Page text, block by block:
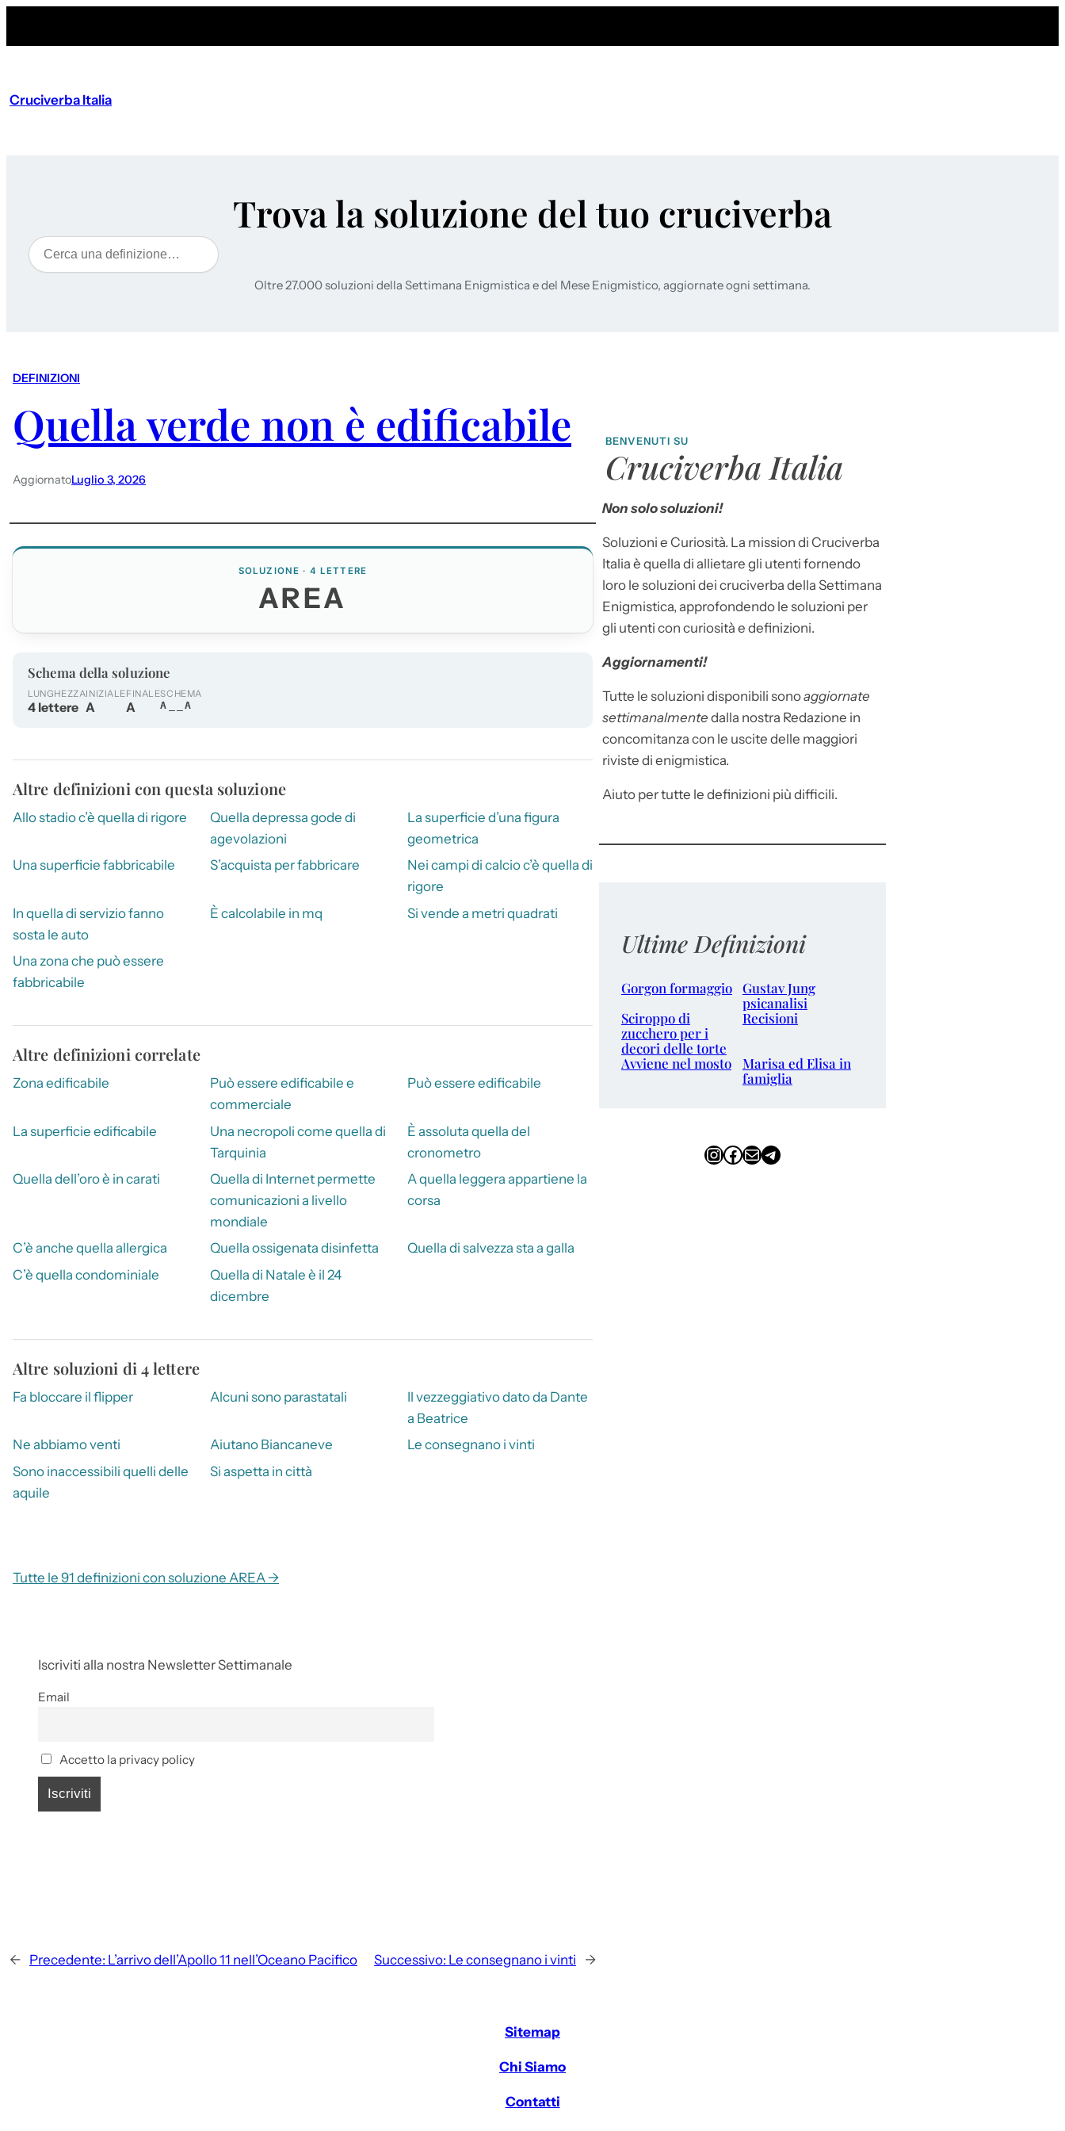
Cruciverba Italia
Trova la soluzione del tuo cruciverba
Cerca
Oltre 27.000 soluzioni della Settimana Enigmistica e del Mese Enigmistico, aggiornate ogni settimana.
DEFINIZIONI
Quella verde non è edificabile
AggiornatoLuglio 3, 2026
SOLUZIONE · 4 LETTERE
AREA
Schema della soluzione
LUNGHEZZA
4 lettere
INIZIALE
A
FINALE
A
SCHEMA
A__A
Altre definizioni con questa soluzione
Allo stadio c’è quella di rigore
Quella depressa gode di
agevolazioni
La superficie d’una figura
geometrica
Una superficie fabbricabile
S’acquista per fabbricare
Nei campi di calcio c’è quella di
rigore
In quella di servizio fanno
sosta le auto
È calcolabile in mq Si vende a metri quadrati
Una zona che può essere
fabbricabile
Altre definizioni correlate
Zona edificabile
Può essere edificabile e
commerciale
Può essere edificabile
La superficie edificabile
Una necropoli come quella di
Tarquinia
È assoluta quella del
cronometro
Quella dell’oro è in carati
Quella di Internet permette
comunicazioni a livello
mondiale
A quella leggera appartiene la
corsa
C’è anche quella allergica Quella ossigenata disinfetta
Quella di salvezza sta a galla
C’è quella condominiale
Quella di Natale è il 24
dicembre
Altre soluzioni di 4 lettere
Fa bloccare il flipper Alcuni sono parastatali
Il vezzeggiativo dato da Dante
a Beatrice
Ne abbiamo venti
Aiutano Biancaneve
Le consegnano i vinti
Sono inaccessibili quelli delle
aquile
Si aspetta in città
Tutte le 91 definizioni con soluzione AREA →
Iscriviti alla nostra Newsletter Settimanale
Email
Accetto la privacy policy
← Precedente: L’arrivo dell’Apollo 11 nell’Oceano Pacifico Successivo: Le consegnano i vinti →
BENVENUTI SU
Cruciverba Italia
Non solo soluzioni!
Soluzioni e Curiosità. La mission di Cruciverba
Italia è quella di allietare gli utenti fornendo
loro le soluzioni dei cruciverba della Settimana
Enigmistica, approfondendo le soluzioni per
gli utenti con curiosità e definizioni.
Aggiornamenti!
Tutte le soluzioni disponibili sonoaggiornate
settimanalmente dalla nostra Redazione in
concomitanza con le uscite delle maggiori
riviste di enigmistica.
Aiuto per tutte le definizioni più difficili.
Ultime Definizioni
Gorgon formaggio Gustav Jung
psicanalisi
Sciroppo di
zucchero per i
decori delle torte
Recisioni
Avviene nel mosto
Marisa ed Elisa in
famiglia
InstagramFacebook Email Telegram
Sitemap
Chi Siamo
Contatti